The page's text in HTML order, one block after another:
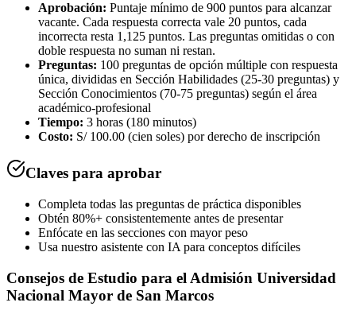
Aprobación: Puntaje mínimo de 900 puntos para alcanzar
vacante. Cada respuesta correcta vale 20 puntos, cada
incorrecta resta 1,125 puntos. Las preguntas omitidas o con
doble respuesta no suman ni restan.
Preguntas: 100 preguntas de opción múltiple con respuesta
única, divididas en Sección Habilidades (25-30 preguntas) y
Sección Conocimientos (70-75 preguntas) según el área
académico-profesional
Tiempo: 3 horas (180 minutos)
Costo: S/ 100.00 (cien soles) por derecho de inscripción
Claves para aprobar
Completa todas las preguntas de práctica disponibles
Obtén 80%+ consistentemente antes de presentar
Enfócate en las secciones con mayor peso
Usa nuestro asistente con IA para conceptos difíciles
Consejos de Estudio para el Admisión Universidad
Nacional Mayor de San Marcos